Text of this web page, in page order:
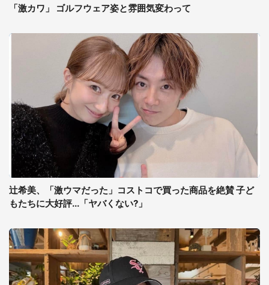
「激カワ」 ゴルフウェア姿と雰囲気変わって
辻希美、「激ウマだった」コストコで買った商品を絶賛 子ど
もたちに大好評...「ヤバくない?」